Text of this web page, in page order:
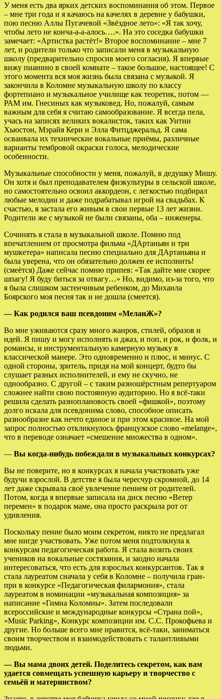
У меня есть два ярких детских воспоминания об этом. Первое
– мне три года и я качаюсь на качелях в деревне у бабушки,
пою песню Аллы Пугачевой «Звёздное лето»: «Я так хочу,
чтобы лето не конча-а-а-алось….». На это соседка бабушки
замечает: «Артистка растёт!» Второе воспоминание – мне 7
лет, и родители только что записали меня в музыкальную
школу (предварительно спросив моего согласия). Я впервые
вижу пианино в своей комнате – такое большое, настоящее! С
этого момента вся моя жизнь была связана с музыкой. Я
закончила в Коломне музыкальную школу по классу
фортепиано и музыкальное училище как теоретик, потом —
РАМ им. Гнесиных как музыковед. Но, пожалуй, самым
важным для себя я считаю самообразование. Я всегда пела,
учась на записях великих вокалисток, таких как Уитни
Хьюстон, Мэрайя Кери и Элла Фитцджеральд. Я сама
осваивала их технические вокальные приёмы, различные
варианты тембровой окраски голоса, мелодические
особенности.
Музыкальные способности у меня, пожалуй, в дедушку Мишу.
Он хотя и был преподавателем физкультуры в сельской школе,
но самостоятельно освоил аккордеон, с легкостью подбирал
любые мелодии и даже подрабатывал игрой на свадьбах. К
счастью, я застала его живым в свои первые 13 лет жизни.
Родители же с музыкой не были связаны, оба – инженеры.
Сочинять я стала в музыкальной школе. Помню под
впечатлением от просмотра фильма «ДАртаньян и три
мушкетера» написала песню специально для ДАртаньяна и
была уверена, что он обязательно должен ее исполнить!
(смеётся) Даже сейчас помню припев: «Так дайте мне скорее
шпагу! Я буду биться за отвагу…» Но, видимо, из-за того, что
я была слишком застенчивым ребенком, до Михаила
Боярского моя песня так и не дошла (смеется).
— Как родился ваш псевдоним «МеланЖ»?
Во мне уживаются сразу много жанров, стилей, образов и
идей. Я пишу и могу исполнять и джаз, и поп, и рок, и фолк, и
романсы, и инструментальную камерную музыку в
классической манере. Это одновременно и плюс, и минус. С
одной стороны, зритель, придя на мой концерт, будто бы
слушает разных исполнителей, и ему не скучно, не
однообразно. С другой – с таким разношёрстным репертуаром
сложнее найти свою постоянную аудиторию. Но я всё-таки
решила сделать разноплановость своей «фишкой», поэтому
долго искала для псевдонима слово, способное описать
разнообразие как нечто единое и при этом красивое. На мой
запрос полностью откликнулось французское слово «melange»,
что в переводе означает «смешение множества в одном».
— Вы когда-нибудь побеждали в музыкальных конкурсах?
Вы не поверите, но в конкурсах я начала участвовать уже
будучи взрослой. В детстве я была чересчур скромной, до 14
лет даже скрывала своё увлечение пением от родителей.
Потом, когда я впервые записала на диск песню «Ветер
перемен» в подарок маме, она просто раскрыла рот от
удивления.
Поскольку пение было моим секретом, никто не предлагал
мне нигде участвовать. Уже потом меня подтолкнула к
конкурсам педагогическая работа. Я стала возить своих
учеников на вокальные состязания, и заодно начала
интересоваться, что есть для взрослых конкурсантов. Так я
стала лауреатом сначала у себя в Коломне – получила гран-
при в конкурсе «Педагогическая филармония», стала
лауреатом в номинации «музыкальная композиция» за
написание «Гимна Коломны». Затем последовали
всероссийские и международные конкурсы «Страна пой»,
«Music Parking», Конкурс композиции им. С.С. Прокофьева и
другие. Но больше всего мне нравится, всё-таки, заниматься
своим творчеством и взаимодействовать с талантливыми
людьми.
— Вы мама двоих детей. Поделитесь секретом, как вам
удается совмещать успешную карьеру и творчество с
семьёй и материнством?